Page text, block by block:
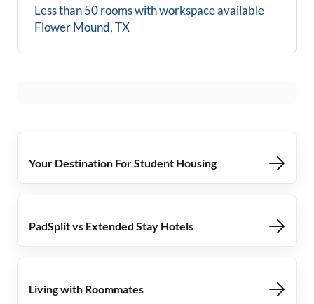
Less than 50 rooms with workspace available
Flower Mound, TX
Your Destination For Student Housing
PadSplit vs Extended Stay Hotels
Living with Roommates